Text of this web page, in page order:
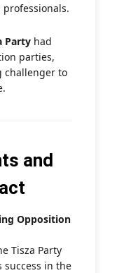
Partyhad
parties,
challenger to
and
Opposition
Tisza Party
success in the